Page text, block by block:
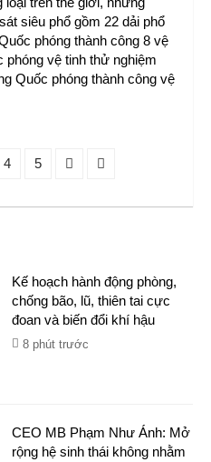
siêu phổ gồm 22 dải phổ
phóng thành công 8 vệ
phóng vệ tinh thử nghiệm
Quốc phóng thành công vệ
4 5
Kế hoạch hành động phòng,
chống bão, lũ, thiên tai cực
đoan và biến đổi khí hậu
8 phút trước
CEO MB Phạm Như Ánh: Mở
rộng hệ sinh thái không nhằm